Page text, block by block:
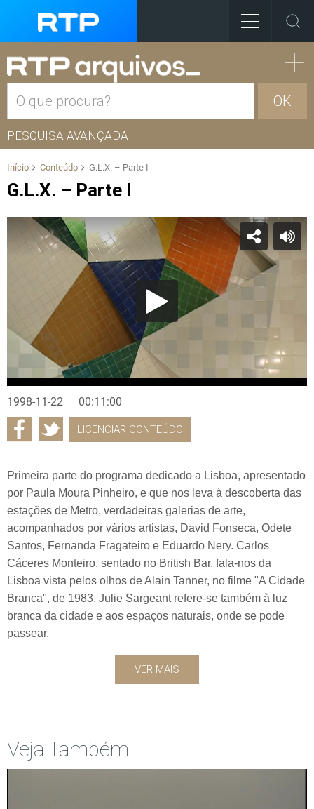
OK
PESQUISA AVANÇADA
Início Conteúdo G.L.X. – Parte I
G.L.X. – Parte I
1998-11-22 00:11:00
LICENCIAR CONTEÚDO
Primeira parte do programa dedicado a Lisboa, apresentado
por Paula Moura Pinheiro, e que nos leva à descoberta das
estações de Metro, verdadeiras galerias de arte,
acompanhados por vários artistas, David Fonseca, Odete
Santos, Fernanda Fragateiro e Eduardo Nery. Carlos
Cáceres Monteiro, sentado no British Bar, fala-nos da
Lisboa vista pelos olhos de Alain Tanner, no filme "A Cidade
Branca", de 1983. Julie Sargeant refere-se também à luz
branca da cidade e aos espaços naturais, onde se pode
passear.
VER MAIS
Veja Também